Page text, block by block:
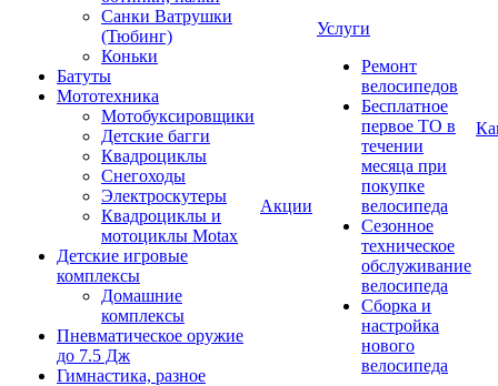
Санки Ватрушки
(Тюбинг)
Коньки
Батуты
Мототехника
Мотобуксировщики
Детские багги
Квадроциклы
Снегоходы
Электроскутеры
Квадроциклы и
мотоциклы Motax
Детские игровые
комплексы
Домашние
комплексы
Пневматическое оружие
до 7.5 Дж
Гимнастика, разное
Акции
Услуги
Ремонт
велосипедов
Бесплатное
первое ТО в
течении
месяца при
покупке
велосипеда
Сезонное
техническое
обслуживание
велосипеда
Сборка и
настройка
нового
велосипеда